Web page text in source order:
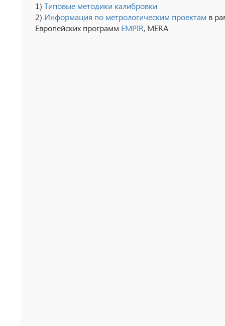
1) Типовые методики калибровки
2) Информация по метрологическим проектам в
Европейских программ EMPIR, MERA